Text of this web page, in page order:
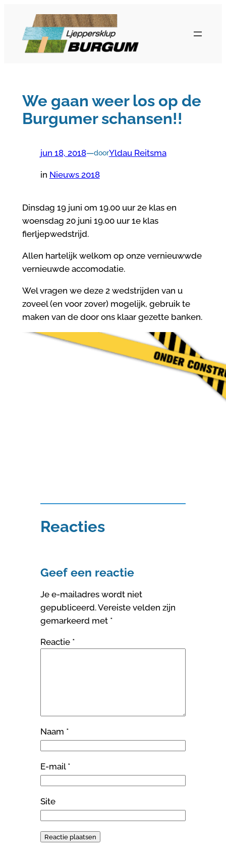
inhoud
We gaan weer los op de
Burgumer schansen!!
jun 18, 2018—doorYldau Reitsma
in Nieuws 2018
Dinsdag 19 juni om 19.00 uur 2e klas en
woensdag 20 juni 19.00 uur 1e klas
fierljepwedstrijd.
Allen hartelijk welkom op onze vernieuwwde
vernieuwde accomodatie.
Wel vragen we deze 2 wedstrijden van u
zoveel (en voor zover) mogelijk, gebruik te
maken van de door ons klaar gezette banken.
Reacties
Geef een reactie
Je e-mailadres wordt niet
gepubliceerd.Vereiste velden zijn
gemarkeerd met *
Reactie *
Naam *
E-mail *
Site